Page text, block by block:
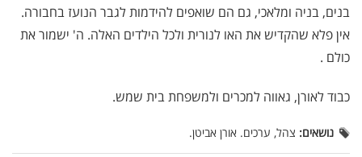
בנים, בניה ומלאכי, גם הם שואפים להידמות לגבר הנועז בחבורה.
אין פלא שהקדיש את האו לנורית ולכל הילדים האלה. ה' ישמור את
כולם .
כבוד לאורן, גאווה למכרים ולמשפחת בית שמש.
נושאים: צהל, ערכים. אורן אביטן.